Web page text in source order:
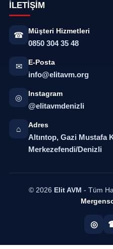
İLETİŞİM
☎ Müşteri Hizmetleri
0850 304 35 48
✉ E-Posta
info@elitavm.org
◎ Instagram
@elitavmdenizli
⌂ Adres
Altıntop, Gazi Mustafa
Merkezefendi/Denizli
© 2026 Elit AVM - Tüm
◎